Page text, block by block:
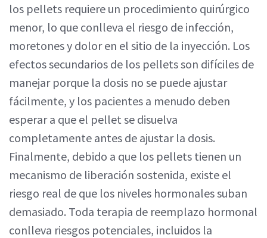
los pellets requiere un procedimiento quirúrgico
menor, lo que conlleva el riesgo de infección,
moretones y dolor en el sitio de la inyección. Los
efectos secundarios de los pellets son difíciles de
manejar porque la dosis no se puede ajustar
fácilmente, y los pacientes a menudo deben
esperar a que el pellet se disuelva
completamente antes de ajustar la dosis.
Finalmente, debido a que los pellets tienen un
mecanismo de liberación sostenida, existe el
riesgo real de que los niveles hormonales suban
demasiado. Toda terapia de reemplazo hormonal
conlleva riesgos potenciales, incluidos la